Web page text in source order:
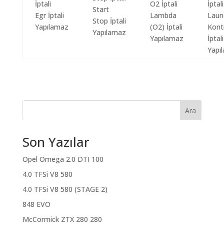
Egr İptali
Yapılamaz
Start
Stop İptali
Yapılamaz
Lambda
(O2) İptali
Yapılamaz
İptali
Ara
Son Yazılar
Opel Omega 2.0 DTI 100
4.0 TFSi V8 580
4.0 TFSi V8 580 (STAGE 2)
848 EVO
McCormick ZTX 280 280